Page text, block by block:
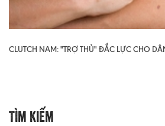
CLUTCH NAM: "TRỢ THỦ" ĐẮC LỰC CHO
Tìm Kiếm